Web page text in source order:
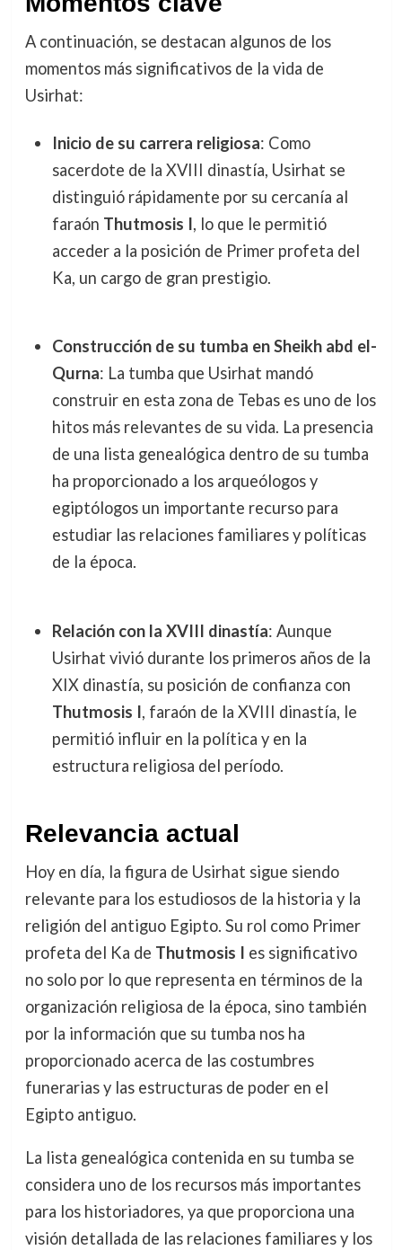
A continuación, se destacan algunos de los
momentos más significativos de la vida de
Usirhat:
Inicio de su carrera religiosa: Como
sacerdote de la XVIII dinastía, Usirhat se
distinguió rápidamente por su cercanía al
faraón Thutmosis I, lo que le permitió
acceder a la posición de Primer profeta del
Ka, un cargo de gran prestigio.
Construcción de su tumba en Sheikh abd el-
Qurna: La tumba que Usirhat mandó
construir en esta zona de Tebas es uno de los
hitos más relevantes de su vida. La presencia
de una lista genealógica dentro de su tumba
ha proporcionado a los arqueólogos y
egiptólogos un importante recurso para
estudiar las relaciones familiares y políticas
de la época.
Relación con la XVIII dinastía: Aunque
Usirhat vivió durante los primeros años de la
XIX dinastía, su posición de confianza con
Thutmosis I, faraón de la XVIII dinastía, le
permitió influir en la política y en la
estructura religiosa del período.
Relevancia actual
Hoy en día, la figura de Usirhat sigue siendo
relevante para los estudiosos de la historia y la
religión del antiguo Egipto. Su rol como Primer
profeta del Ka de Thutmosis I es significativo
no solo por lo que representa en términos de la
organización religiosa de la época, sino también
por la información que su tumba nos ha
proporcionado acerca de las costumbres
funerarias y las estructuras de poder en el
Egipto antiguo.
La lista genealógica contenida en su tumba se
considera uno de los recursos más importantes
para los historiadores, ya que proporciona una
visión detallada de las relaciones familiares y los